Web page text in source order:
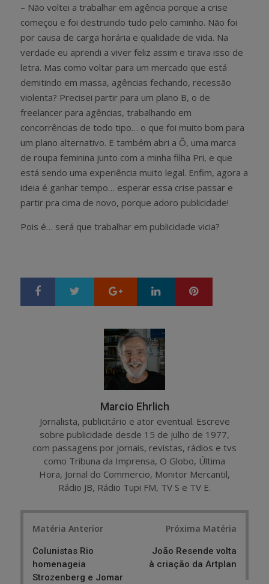
– Não voltei a trabalhar em agência porque a crise
começou e foi destruindo tudo pelo caminho. Não foi
por causa de carga horária e qualidade de vida. Na
verdade eu aprendi a viver feliz assim e tirava isso de
letra. Mas como voltar para um mercado que está
demitindo em massa, agências fechando, recessão
violenta? Precisei partir para um plano B, o de
freelancer para agências, trabalhando em
concorrências de todo tipo… o que foi muito bom para
um plano alternativo. E também abri a Ô, uma marca
de roupa feminina junto com a minha filha Pri, e que
está sendo uma experiência muito legal. Enfim, agora a
ideia é ganhar tempo… esperar essa crise passar e
partir pra cima de novo, porque adoro publicidade!
Pois é… será que trabalhar em publicidade vicia?
Google+ LinkedIn
Marcio Ehrlich
Jornalista, publicitário e ator eventual. Escreve
sobre publicidade desde 15 de julho de 1977,
com passagens por jornais, revistas, rádios e tvs
como Tribuna da Imprensa, O Globo, Última
Hora, Jornal do Commercio, Monitor Mercantil,
Rádio JB, Rádio Tupi FM, TV S e TV E.
Matéria Anterior
Colunistas Rio
homenageia
Strozenberg e Jomar
Próxima Matéria
João Resende volta
à criação da Artplan